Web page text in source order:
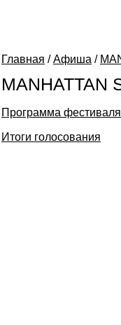
Главная / Афиша /
MANHATTAN
Программа фестиваля
Итоги голосования